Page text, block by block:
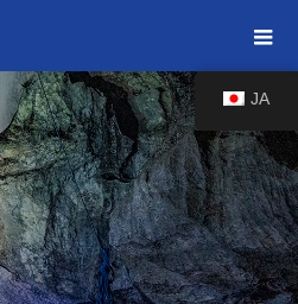
JA